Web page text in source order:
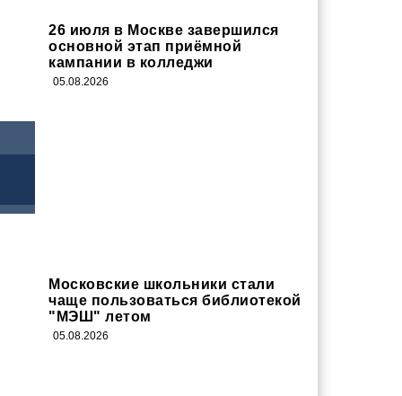
26 июля в Москве завершился
основной этап приёмной
кампании в колледжи
05.08.2026
Московские школьники стали
чаще пользоваться библиотекой
"МЭШ" летом
05.08.2026